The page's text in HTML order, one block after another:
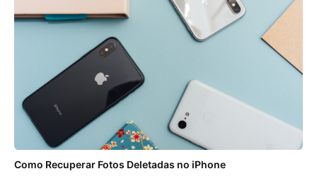
Como Recuperar Fotos Deletadas no iPhone